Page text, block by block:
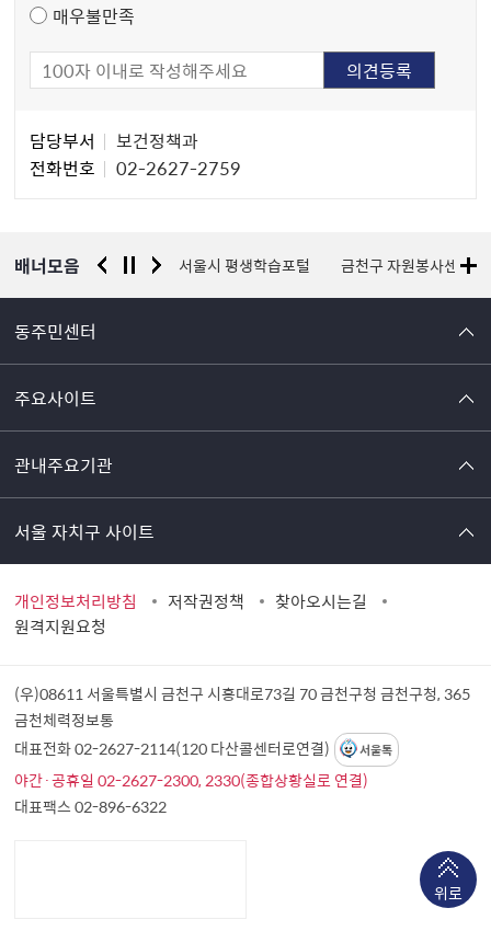
매우불만족
자
담당부서
보건정책과
전화번호
02-2627-2759
배너모음
경찰청 유실물 통합포털 서울시 평생학습포털 금천구 자원봉사센터
동주민센터
주요사이트
관내주요기관
서울 자치구 사이트
개인정보처리방침 저작권정책
찾아오시는길
원격지원요청
위로
(우)08611 서울특별시 금천구 시흥대로73길 70 금천구청금천구청, 365
금천체력정보통
대표전화 02-2627-2114(120 다산콜센터로연결)
서울톡
야간·공휴일 02-2627-2300, 2330(종합상황실로 연결)
대표팩스 02-896-6322